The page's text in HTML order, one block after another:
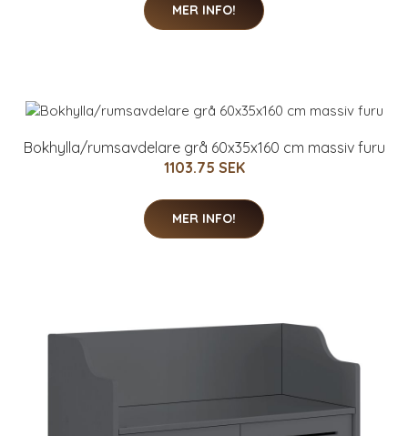
MER INFO!
Bokhylla/rumsavdelare grå 60x35x160 cm massiv furu
1103.75 SEK
MER INFO!